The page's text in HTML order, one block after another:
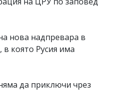
нова надпревара в
която Русия има
да приключи чрез